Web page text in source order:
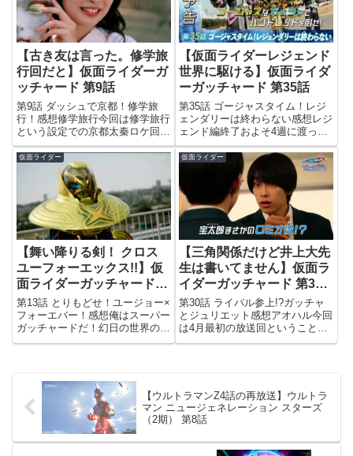
【古き友は言った。修学旅
行回だと】仮面ライダーガ
ッチャード 第9話
第9話 ダッシュで京都！修学旅
行！感想修学旅行今回は修学旅行
という設定での京都太秦ロケ回！
11年前の「フォーゼ」でも同様
に京都太秦ロケがあったので、高
校生仮面ライダーでの修学旅行回
は定番となった感があります。新
ライダーの伏線あり、京都太秦
な...
【仮面ライダーレジェンド
世界に駆ける】仮面ライダ
ーガッチャード 第35話
第35話 ゴージャスタイム！レジ
ェンダリーは終わらない感想レジ
ェンド編終了およそ4週に渡って
繰り広げられてきた仮面ライダー
レジェンド客演編も今回で一区切
り。ほとんど周年作品みたいな盛
り上がりで、熱い1ヵ月だった
ぜ…次にカグヤ様に会えるの
は、...
仮面ライダー
【舞い降りる剣！ クロス
ユーフォーエックス!!】仮
面ライダーガッチャード
第13話
第13話 とりもどせ！ユージョー×
フォーエバー！感想俺はスーパー
ガッチャードだ！幻日の世界の方
で若干話題になっているさすまた
初？となるガッチャードの強化フ
ォーム登場回。強敵登場から...
仮面ライダー
【三角関係だけど井上大先
生は書いてません】仮面ラ
イダーガッチャード 第30
話
第30話 ライバル参上!?ガッチャ
とジュリエット感想アオハル今回
は4月最初の放送回ということ
で、（一応）学園ドラマである本
とく現れた宝太郎の幼馴染と...
【ウルトラマンZ4話の再放送】ウルトラ
マン ニュージェネレーション スターズ
（2期） 第8話